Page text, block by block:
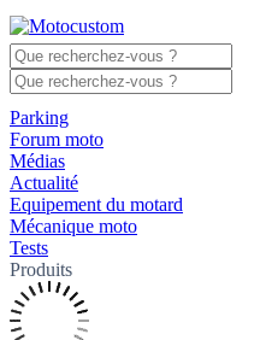
Parking
Forum moto
Médias
Actualité
Equipement du motard
Mécanique moto
Tests
Produits